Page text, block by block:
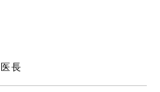
医長